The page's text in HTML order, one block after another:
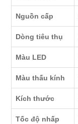
Nguồn cấp
Dòng tiêu thụ
Màu LED
Màu thấu kính
Kích thước
Tốc độ nhấp